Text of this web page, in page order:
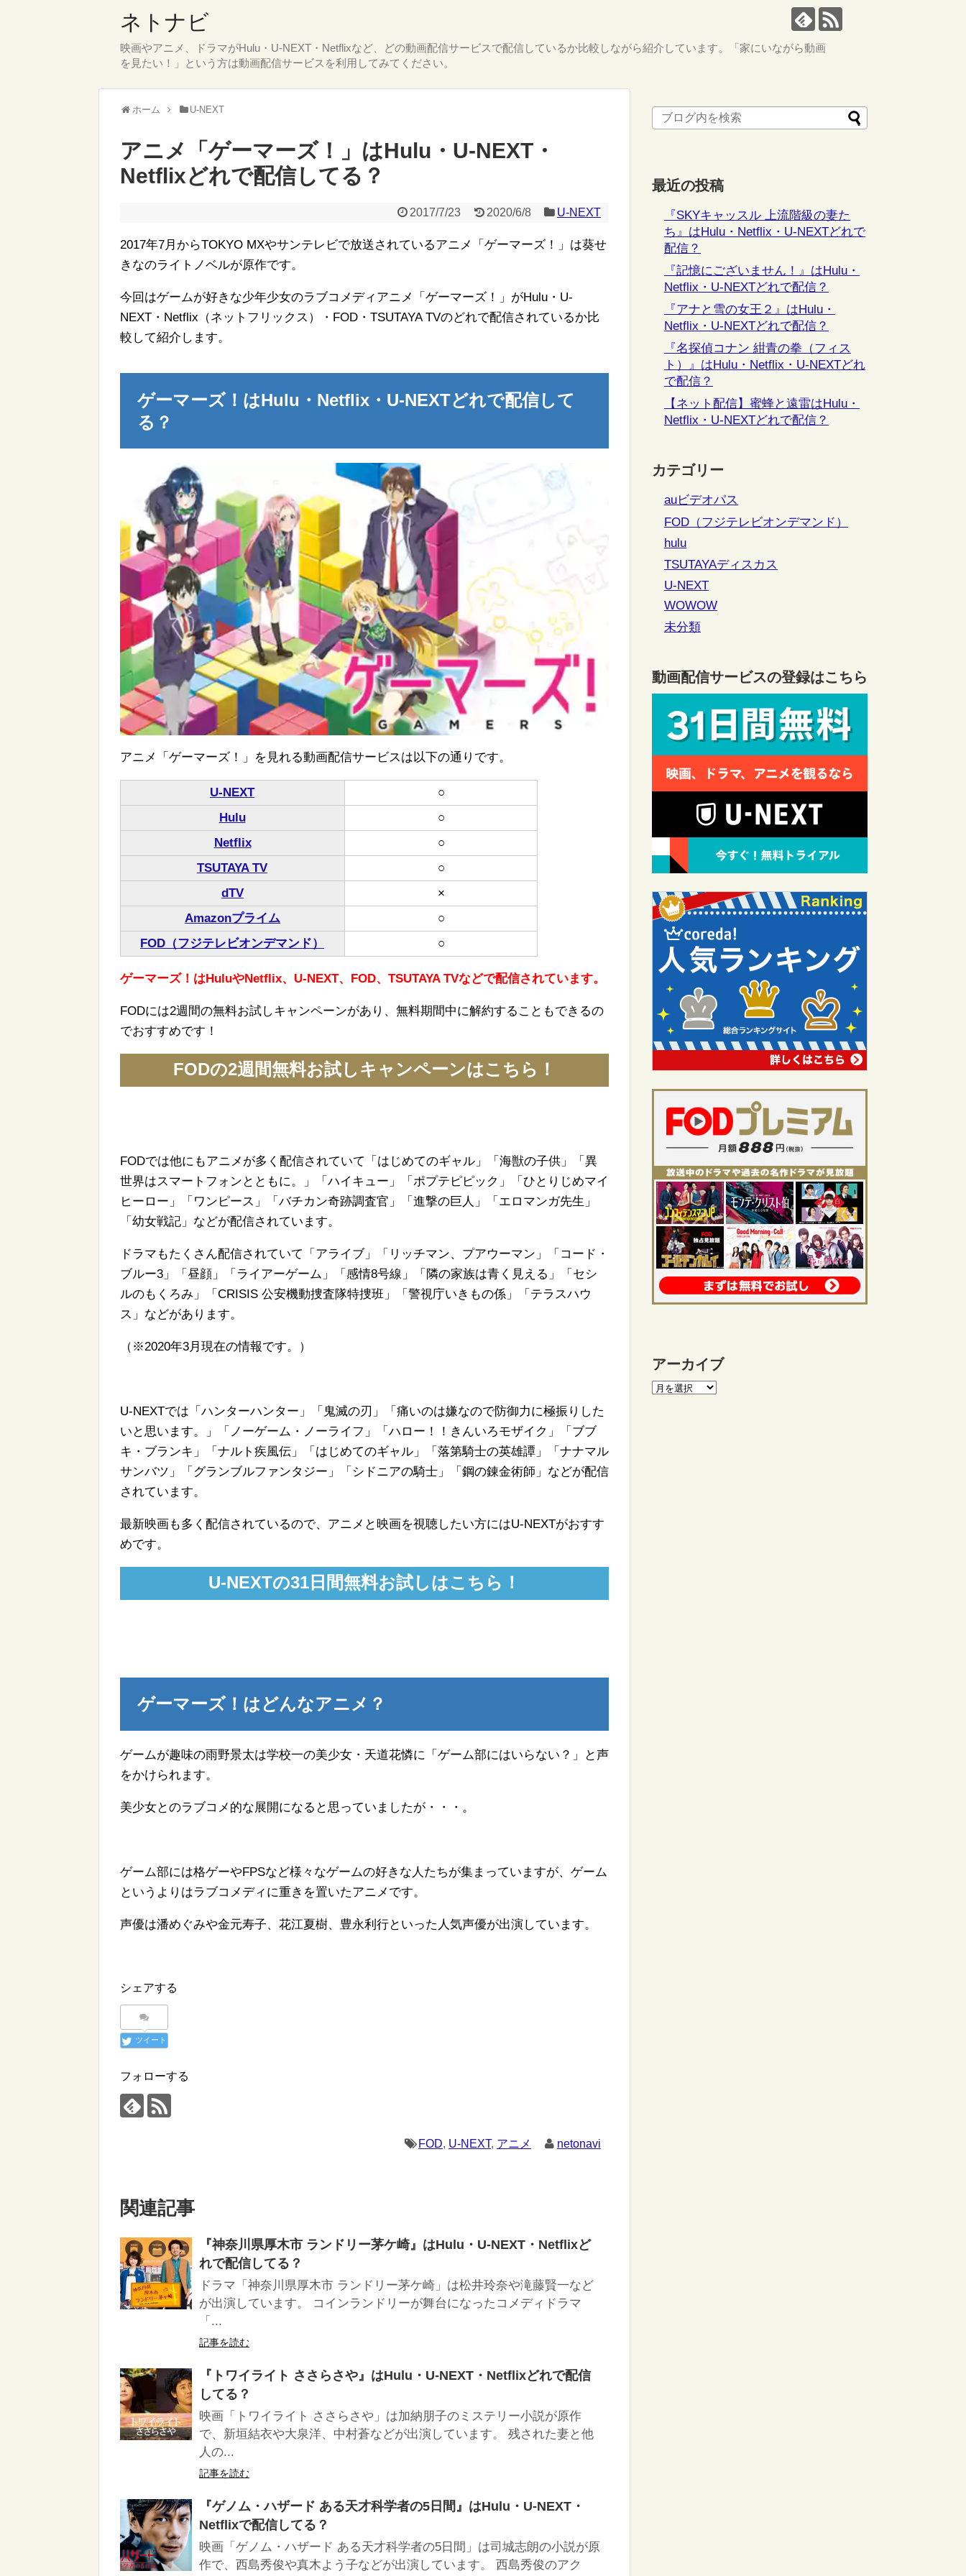
ネトナビ
映画やアニメ、ドラマがHulu・U-NEXT・Netflixなど、どの動画配信サービスで配信しているか比較しながら紹介しています。「家にいながら動画
を見たい！」という方は動画配信サービスを利用してみてください。
ホーム U-NEXT
アニメ「ゲーマーズ！」はHulu・U-NEXT・
Netflixどれで配信してる？
2017/7/23 2020/6/8 U-NEXT
2017年7月からTOKYO MXやサンテレビで放送されているアニメ「ゲーマーズ！」は葵せ
きなのライトノベルが原作です。
今回はゲームが好きな少年少女のラブコメディアニメ「ゲーマーズ！」がHulu・U-
NEXT・Netflix（ネットフリックス）・FOD・TSUTAYA TVのどれで配信されているか比
較して紹介します。
ゲーマーズ！はHulu・Netflix・U-NEXTどれで配信して
る？
アニメ「ゲーマーズ！」を見れる動画配信サービスは以下の通りです。
U-NEXT
○
Hulu
○
Netflix
○
TSUTAYA TV
○
dTV
×
Amazonプライム
○
FOD（フジテレビオンデマンド）
○
ゲーマーズ！はHuluやNetflix、U-NEXT、FOD、TSUTAYA TVなどで配信されています。
FODには2週間の無料お試しキャンペーンがあり、無料期間中に解約することもできるの
でおすすめです！
FODの2週間無料お試しキャンペーンはこちら！
FODでは他にもアニメが多く配信されていて「はじめてのギャル」「海獣の子供」「異
世界はスマートフォンとともに。」「ハイキュー」「ポプテピピック」「ひとりじめマイ
ヒーロー」「ワンピース」「バチカン奇跡調査官」「進撃の巨人」「エロマンガ先生」
「幼女戦記」などが配信されています。
ドラマもたくさん配信されていて「アライブ」「リッチマン、プアウーマン」「コード・
ブルー3」「昼顔」「ライアーゲーム」「感情8号線」「隣の家族は青く見える」「セシ
ルのもくろみ」「CRISIS 公安機動捜査隊特捜班」「警視庁いきもの係」「テラスハウ
ス」などがあります。
（※2020年3月現在の情報です。）
U-NEXTでは「ハンターハンター」「鬼滅の刃」「痛いのは嫌なので防御力に極振りした
いと思います。」「ノーゲーム・ノーライフ」「ハロー！！きんいろモザイク」「ブブ
キ・ブランキ」「ナルト疾風伝」「はじめてのギャル」「落第騎士の英雄譚」「ナナマル
サンバツ」「グランブルファンタジー」「シドニアの騎士」「鋼の錬金術師」などが配信
されています。
最新映画も多く配信されているので、アニメと映画を視聴したい方にはU-NEXTがおすす
めです。
U-NEXTの31日間無料お試しはこちら！
ゲーマーズ！はどんなアニメ？
ゲームが趣味の雨野景太は学校一の美少女・天道花憐に「ゲーム部にはいらない？」と声
をかけられます。
美少女とのラブコメ的な展開になると思っていましたが・・・。
ゲーム部には格ゲーやFPSなど様々なゲームの好きな人たちが集まっていますが、ゲーム
というよりはラブコメディに重きを置いたアニメです。
声優は潘めぐみや金元寿子、花江夏樹、豊永利行といった人気声優が出演しています。
シェアする
ツイート
フォローする
FOD, U-NEXT, アニメ netonavi
関連記事
『神奈川県厚木市 ランドリー茅ケ崎』はHulu・U-NEXT・Netflixど
れで配信してる？
ドラマ「神奈川県厚木市 ランドリー茅ケ崎」は松井玲奈や滝藤賢一など
が出演しています。 コインランドリーが舞台になったコメディドラマ
「...
記事を読む
『トワイライト ささらさや』はHulu・U-NEXT・Netflixどれで配信
してる？
映画「トワイライト ささらさや」は加納朋子のミステリー小説が原作
で、新垣結衣や大泉洋、中村蒼などが出演しています。 残された妻と他
人の...
記事を読む
『ゲノム・ハザード ある天才科学者の5日間』はHulu・U-NEXT・
Netflixで配信してる？
映画「ゲノム・ハザード ある天才科学者の5日間」は司城志朗の小説が原
作で、西島秀俊や真木よう子などが出演しています。 西島秀俊のアク
最近の投稿
『SKYキャッスル 上流階級の妻た
ち』はHulu・Netflix・U-NEXTどれで
配信？
『記憶にございません！』はHulu・
Netflix・U-NEXTどれで配信？
『アナと雪の女王２』はHulu・
Netflix・U-NEXTどれで配信？
『名探偵コナン 紺青の拳（フィス
ト）』はHulu・Netflix・U-NEXTどれ
で配信？
【ネット配信】蜜蜂と遠雷はHulu・
Netflix・U-NEXTどれで配信？
カテゴリー
auビデオパス
FOD（フジテレビオンデマンド）
hulu
TSUTAYAディスカス
U-NEXT
WOWOW
未分類
動画配信サービスの登録はこちら
アーカイブ